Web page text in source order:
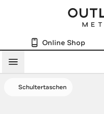
Online Shop
Menü
Schultertaschen